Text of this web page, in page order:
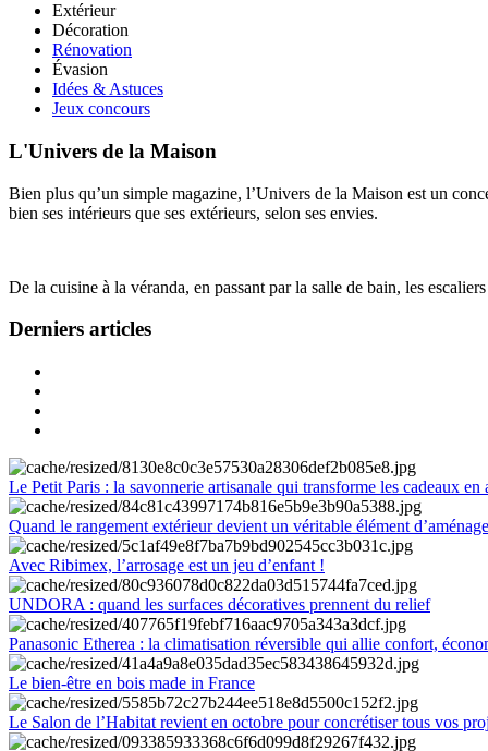
Extérieur
Décoration
Rénovation
Évasion
Idées & Astuces
Jeux concours
L'Univers de la Maison
Bien plus qu’un simple magazine, l’Univers de la Maison est un
bien ses intérieurs que ses extérieurs, selon ses envies.
De la cuisine à la véranda, en passant par la salle de bain, les
Derniers articles
Le Petit Paris : la savonnerie artisanale qui transforme les cadeaux en
Quand le rangement extérieur devient un véritable élément
Avec Ribimex, l’arrosage est un jeu d’enfant !
UNDORA : quand les surfaces décoratives prennent du relief
Panasonic Etherea : la climatisation réversible qui allie confort,
Le bien-être en bois made in France
Le Salon de l’Habitat revient en octobre pour concrétiser tous vos